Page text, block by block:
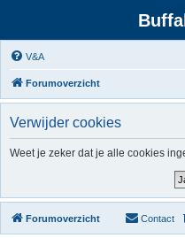
V&A
Forumoverzicht
Verwijder cookies
Weet je zeker dat je alle cookies
Forumoverzicht Contact